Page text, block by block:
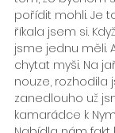
pořídit mohli. Je
říkala jsem si.
jsme jednu měli.
chytat myši. Na
nouze, rozhodila
zanedlouho už
kamarádce k